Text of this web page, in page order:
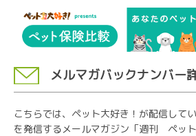
メルマガバックナンバー
こちらでは、ペット大好き！が配信して
を発信するメールマガジン「週刊 ペッ